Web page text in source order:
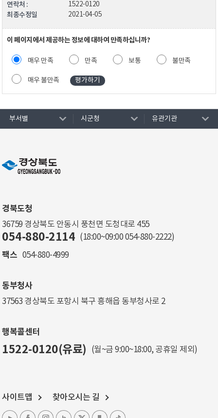
연락처 : 1522-0120
최종수정일 2021-04-05
이 페이지에서 제공하는 정보에 대하여 만족하십니까?
매우 만족 만족 보통 불만족
매우 불만족
부서별 시군청 유관기관
경북도청
36759 경상북도 안동시 풍천면 도청대로 455
054-880-2114 (18:00~09:00 054-880-2222)
팩스 054-880-4999
동부청사
37563 경상북도 포항시 북구 흥해읍 동부청사로 2
행복콜센터
1522-0120(유료) (월~금 9:00~18:00, 공휴일 제외)
사이트맵 찾아오시는 길